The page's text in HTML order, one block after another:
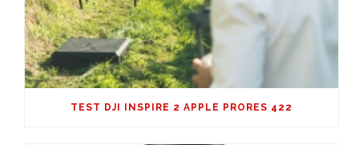
TEST DJI INSPIRE 2 APPLE PRORES 422